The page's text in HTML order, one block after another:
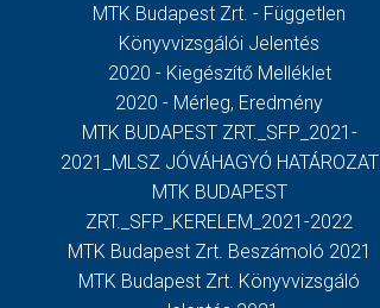
MTK Budapest Zrt. - Független
Könyvvizsgálói Jelentés
2020 - Kiegészítő Melléklet
2020 - Mérleg, Eredmény
MTK BUDAPEST ZRT._SFP_2021-
2021_MLSZ JÓVÁHAGYÓ HATÁROZAT
MTK BUDAPEST
ZRT._SFP_KERELEM_2021-2022
MTK Budapest Zrt. Beszámoló 2021
MTK Budapest Zrt. Könyvvizsgáló